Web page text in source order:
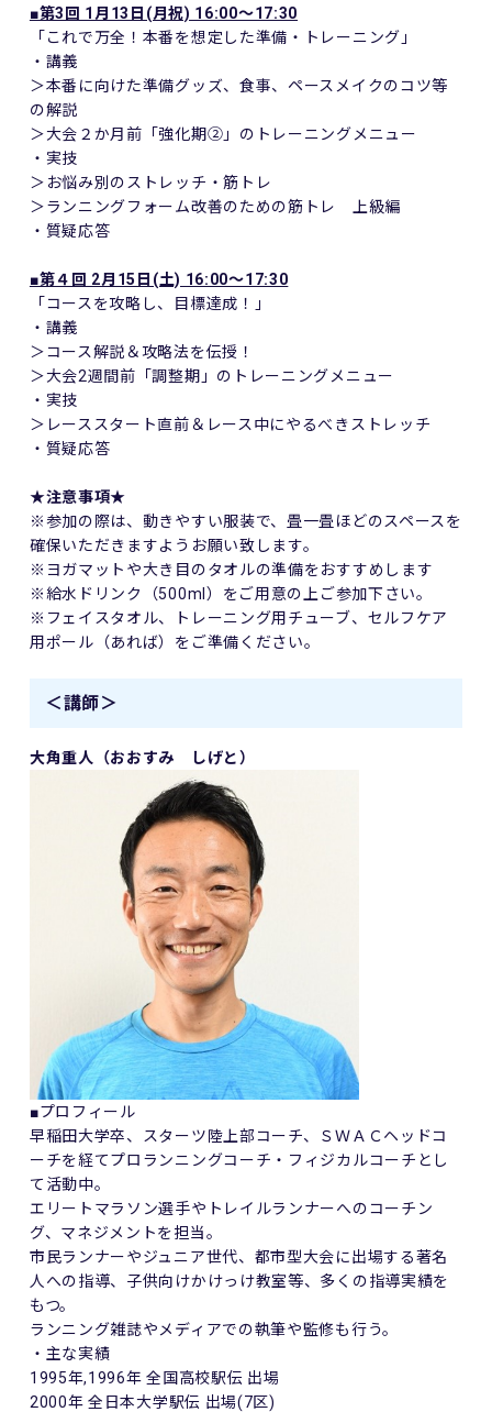
■第3回 1月13日(月祝) 16:00～17:30
「これで万全！本番を想定した準備・トレーニング」
・講義
＞本番に向けた準備グッズ、食事、ペースメイクのコツ等
の解説
＞大会２か月前「強化期②」のトレーニングメニュー
・実技
＞お悩み別のストレッチ・筋トレ
＞ランニングフォーム改善のための筋トレ 上級編
・質疑応答
■第４回 2月15日(土) 16:00～17:30
「コースを攻略し、目標達成！」
・講義
＞コース解説＆攻略法を伝授！
＞大会2週間前「調整期」のトレーニングメニュー
・実技
＞レーススタート直前＆レース中にやるべきストレッチ
・質疑応答
★注意事項★
※参加の際は、動きやすい服装で、畳一畳ほどのスペースを
確保いただきますようお願い致します。
※ヨガマットや大き目のタオルの準備をおすすめします
※給水ドリンク（500ml）をご用意の上ご参加下さい。
※フェイスタオル、トレーニング用チューブ、セルフケア
用ポール（あれば）をご準備ください。
＜講師＞
大角重人（おおすみ しげと）
■プロフィール
早稲田大学卒、スターツ陸上部コーチ、ＳＷＡＣヘッドコ
ーチを経てプロランニングコーチ・フィジカルコーチとし
て活動中。
エリートマラソン選手やトレイルランナーへのコーチン
グ、マネジメントを担当。
市民ランナーやジュニア世代、都市型大会に出場する著名
人への指導、子供向けかけっけ教室等、多くの指導実績を
もつ。
ランニング雑誌やメディアでの執筆や監修も行う。
・主な実績
1995年,1996年 全国高校駅伝 出場
2000年 全日本大学駅伝 出場(7区)